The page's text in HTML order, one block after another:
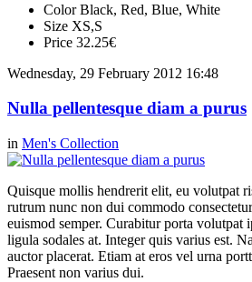
Color Black, Red, Blue, White
Size XS,S
Price 32.25€
Wednesday, 29 February 2012 16:48
Nulla pellentesque diam a purus
in Men's Collection
Quisque mollis hendrerit elit, eu volutpat
rutrum nunc non dui commodo
euismod semper. Curabitur porta volutpat
ligula sodales at. Integer quis varius est.
auctor placerat. Etiam at eros vel urna
Praesent non varius dui.